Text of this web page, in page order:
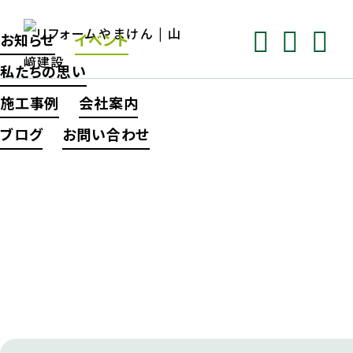
お知らせ
イベント
私たちの思い
施工事例
会社案内
ブログ
お問い合わせ